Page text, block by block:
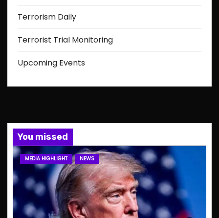
Terrorism Daily
Terrorist Trial Monitoring
Upcoming Events
You missed
MEDIA HIGHLIGHT NEWS